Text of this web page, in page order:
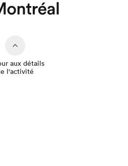
aux détails
l'activité